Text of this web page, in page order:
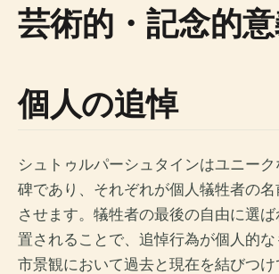
芸術的・記念的
個人の追悼
シュトゥルパーシュタインはユニー
碑であり、それぞれが個人犠牲者の
させます。犠牲者の最後の自由に選
置されることで、追悼行為が個人的
市景観において過去と現在を結びつけ